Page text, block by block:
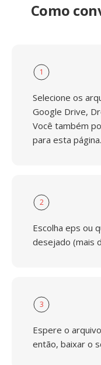
Como
1
Selecione os
Google Drive,
Você também
para esta página.
2
Escolha eps ou
desejado (mais
3
Espere o
então, baixar o